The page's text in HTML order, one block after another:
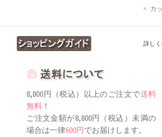
カ
詳し
8,800円（税込）以上のご注文で送料
無料 ！
ご注文金額が8,800円（税込）未満の
場合は一律600円でお届けします。